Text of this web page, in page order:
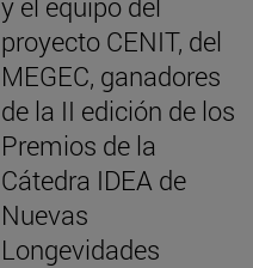
proyecto CENIT, del
MEGEC, ganadores
de la II edición de los
Premios de la
Cátedra IDEA de
Nuevas
Longevidades